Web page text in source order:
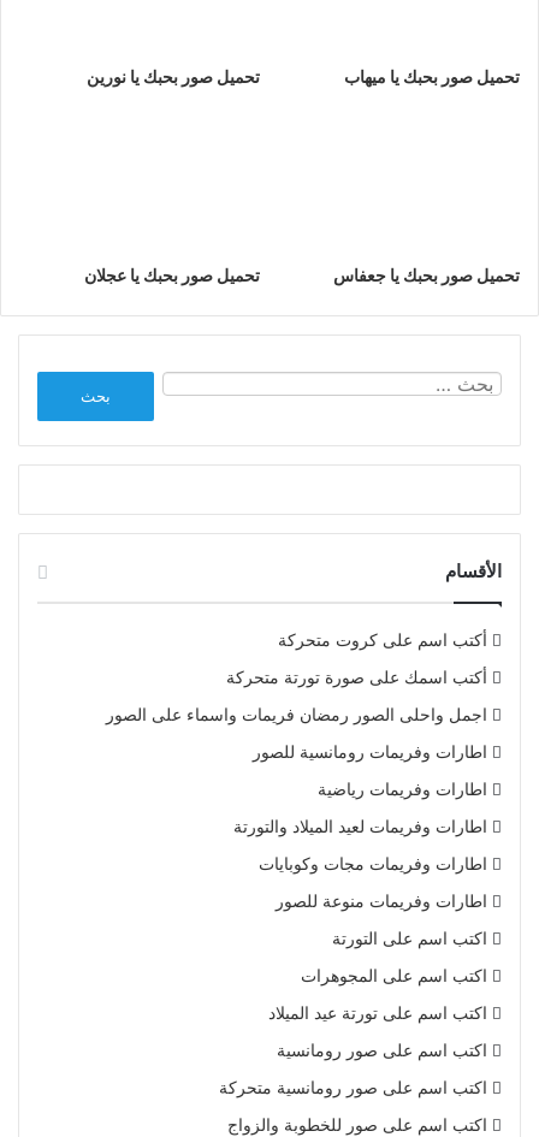
تحميل صور بحبك يا ميهاب تحميل صور بحبك يا نورين
تحميل صور بحبك يا جعفاس تحميل صور بحبك يا عجلان
الأقسام
أكتب اسم على كروت متحركة
أكتب اسمك على صورة تورتة متحركة
اجمل واحلى الصور رمضان فريمات واسماء على الصور
اطارات وفريمات رومانسية للصور
اطارات وفريمات رياضية
اطارات وفريمات لعيد الميلاد والتورتة
اطارات وفريمات مجات وكوبايات
اطارات وفريمات منوعة للصور
اكتب اسم على التورتة
اكتب اسم على المجوهرات
اكتب اسم على تورتة عيد الميلاد
اكتب اسم على صور رومانسية
اكتب اسم على صور رومانسية متحركة
اكتب اسم على صور للخطوبة والزواج